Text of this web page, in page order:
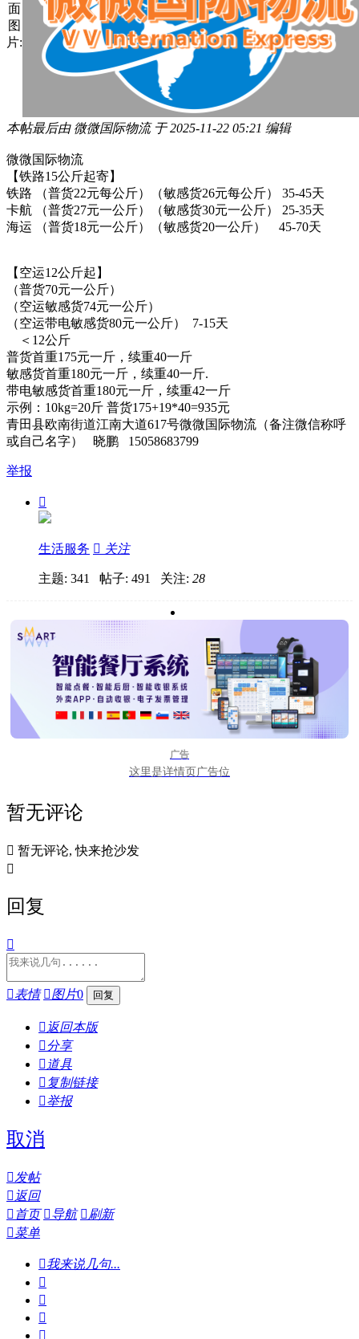
面
图
片:
本帖最后由 微微国际物流 于 2025-11-22 05:21 编辑
微微国际物流
【铁路15公斤起寄】
铁路 （普货22元每公斤）（敏感货26元每公斤） 35-45天
卡航 （普货27元一公斤）（敏感货30元一公斤） 25-35天
海运 （普货18元一公斤）（敏感货20一公斤） 45-70天
【空运12公斤起】
（普货70元一公斤）
（空运敏感货74元一公斤）
（空运带电敏感货80元一公斤） 7-15天
＜12公斤
普货首重175元一斤，续重40一斤
敏感货首重180元一斤，续重40一斤.
带电敏感货首重180元一斤，续重42一斤
示例：10kg=20斤 普货175+19*40=935元
青田县欧南街道江南大道617号微微国际物流（备注微信称呼
或自己名字） 晓鹏 15058683799
举报

生活服务  关注
主题: 341 帖子: 491 关注: 28
广告
这里是详情页广告位
暂无评论
 暂无评论, 快来抢沙发

回复

表情 图片0
 返回本版
分享
 道具
 复制链接
举报
取消
发帖
 返回
 首页 导航 刷新
菜单
我来说几句...



